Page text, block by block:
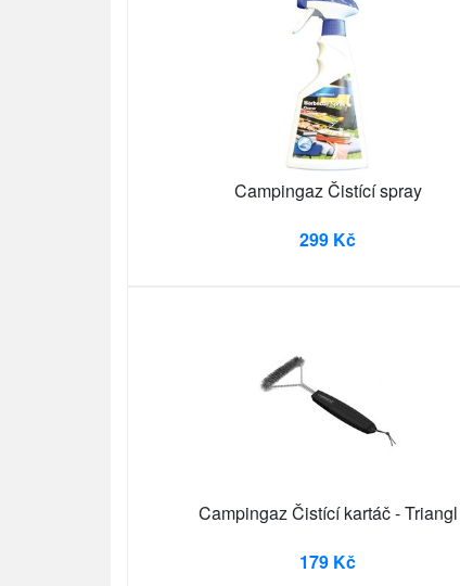
Campingaz Čistící spray
299 Kč
Campingaz Čistící kartáč - Triangl
179 Kč